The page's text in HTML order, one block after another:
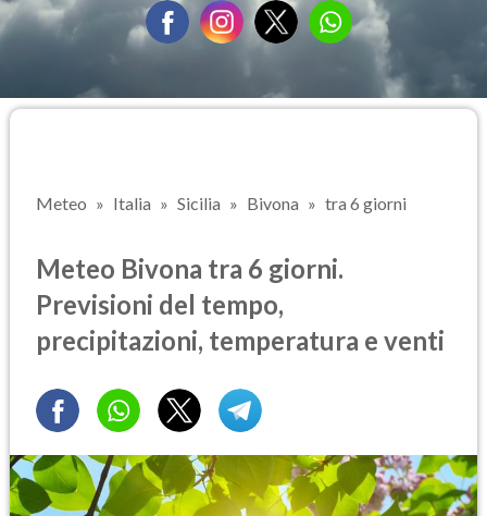
Meteo Italia Sicilia Bivona tra 6 giorni
Meteo Bivona tra 6 giorni.
Previsioni del tempo,
precipitazioni, temperatura e venti